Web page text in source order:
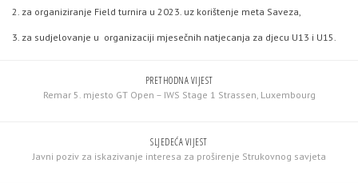
2. za organiziranje Field turnira u 2023. uz korištenje meta Saveza,
3. za sudjelovanje u organizaciji mjesečnih natjecanja za djecu U13 i U15.
PRETHODNA VIJEST
Remar 5. mjesto GT Open – IWS Stage 1 Strassen, Luxembourg
SLJEDEĆA VIJEST
Javni poziv za iskazivanje interesa za proširenje Strukovnog savjeta